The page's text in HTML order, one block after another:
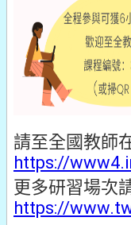
請至全國教師
https://
更多研習場次
https://